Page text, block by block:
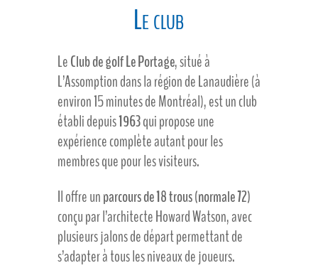
$125.00.$95.00.
Le club
LeClub de golf Le Portage, situé à
L’Assomption dans la région de Lanaudière (à
environ 15 minutes de Montréal), est un club
établi depuis1963qui propose une
expérience complète autant pour les
membres que pour les visiteurs.
Il offre unparcours de 18 trous (normale 72)
conçu par l’architecte Howard Watson, avec
plusieurs jalons de départ permettant de
s’adapter à tous les niveaux de joueurs.